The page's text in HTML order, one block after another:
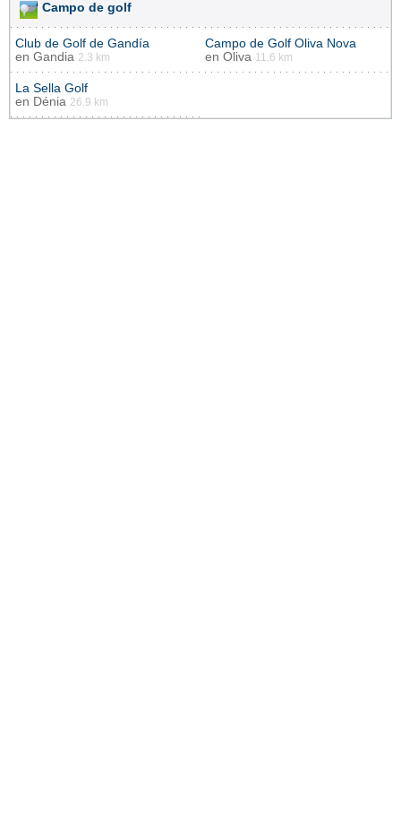
Campo de golf
Club de Golf de Gandía
en Gandia 2.3 km
Campo de Golf Oliva Nova
en Oliva 11.6 km
La Sella Golf
en Dénia 26.9 km